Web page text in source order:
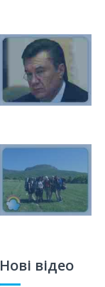
Нові відео